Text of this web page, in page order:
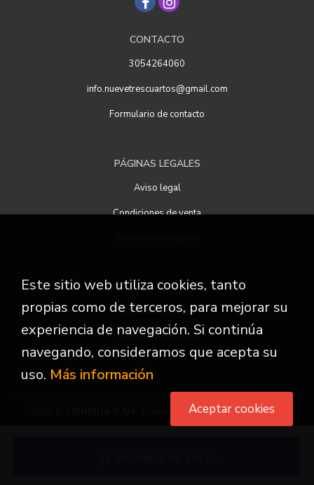
CONTACTO
3054264060
info.nuevetrescuartos@gmail.com
Formulario de contacto
PÁGINAS LEGALES
Aviso legal
Condiciones de venta
ATENCIÓN AL CLIENTE
Quiénes somos
Pedidos especiales
. Todos los Derechos Reservados
Este sitio web utiliza cookies, tanto
propias como de terceros, para mejorar su
experiencia de navegación. Si continúa
navegando, consideramos que acepta su
uso. Más información
Aceptar cookies